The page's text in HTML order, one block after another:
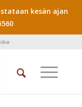
kesän ajan